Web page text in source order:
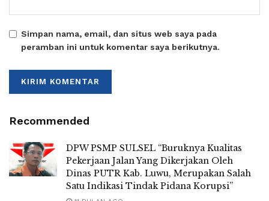
Simpan nama, email, dan situs web saya pada
peramban ini untuk komentar saya berikutnya.
Recommended
DPW PSMP SULSEL “Buruknya Kualitas
Pekerjaan Jalan Yang Dikerjakan Oleh
Dinas PUTR Kab. Luwu, Merupakan Salah
Satu Indikasi Tindak Pidana Korupsi”